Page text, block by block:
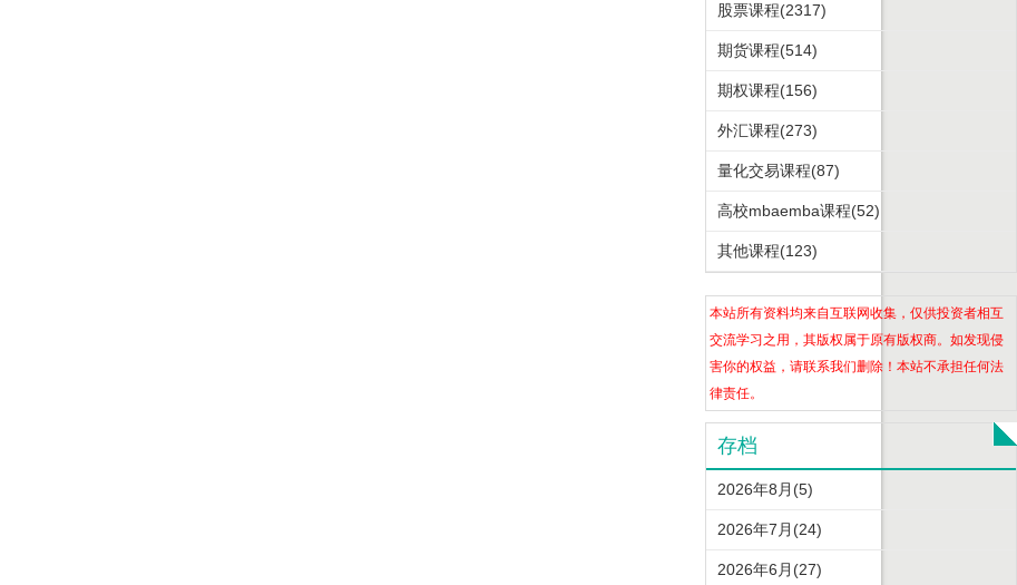
股票课程(2317)
期货课程(514)
期权课程(156)
外汇课程(273)
量化交易课程(87)
高校mbaemba课程(52)
其他课程(123)
本站所有资料均来自互联网收集，仅供投资者相互
交流学习之用，其版权属于原有版权商。如发现侵
害你的权益，请联系我们删除！本站不承担任何法
律责任。
存档
2026年8月(5)
2026年7月(24)
2026年6月(27)